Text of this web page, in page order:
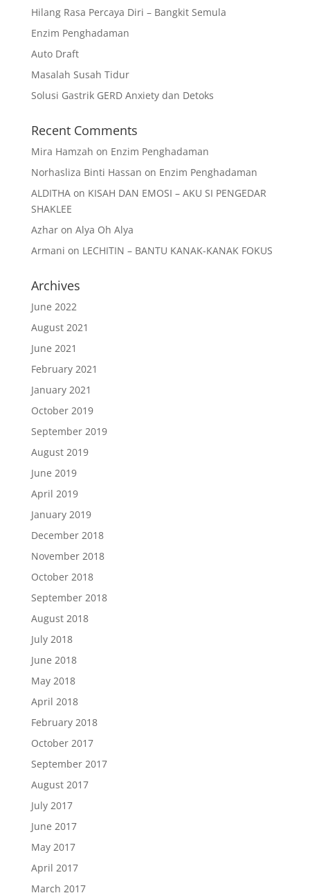
Hilang Rasa Percaya Diri – Bangkit Semula
Enzim Penghadaman
Auto Draft
Masalah Susah Tidur
Solusi Gastrik GERD Anxiety dan Detoks
Recent Comments
Mira Hamzah on Enzim Penghadaman
Norhasliza Binti Hassan on Enzim Penghadaman
ALDITHAon KISAH DAN EMOSI – AKU SI PENGEDAR
SHAKLEE
Azharon Alya Oh Alya
Armani on LECHITIN – BANTU KANAK-KANAK FOKUS
Archives
June 2022
August 2021
June 2021
February 2021
January 2021
October 2019
September 2019
August 2019
June 2019
April 2019
January 2019
December 2018
November 2018
October 2018
September 2018
August 2018
July 2018
June 2018
May 2018
April 2018
February 2018
October 2017
September 2017
August 2017
July 2017
June 2017
May 2017
April 2017
March 2017